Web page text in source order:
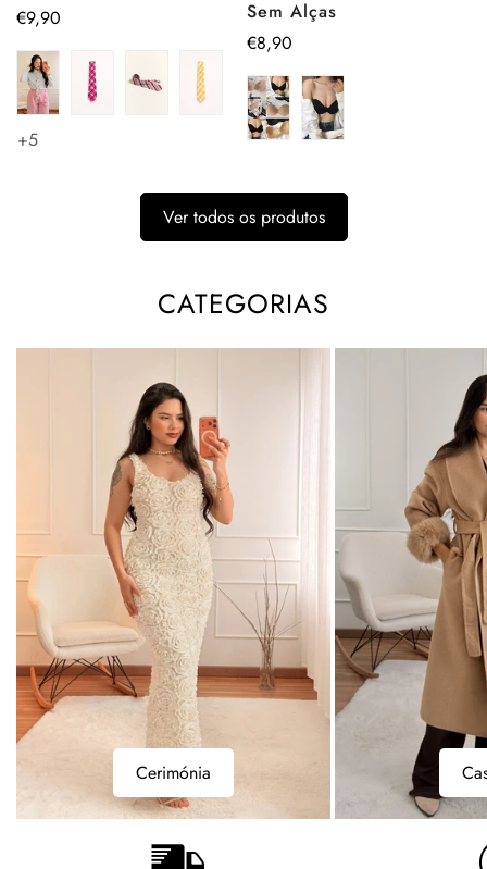
Preço
€9,90
+5
Sem Alças
Preço
€8,90
Ver todos os produtos
CATEGORIAS
Casacos Casacos Bodys